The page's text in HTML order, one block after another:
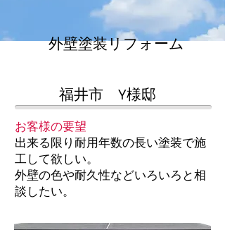
外壁塗装リフォーム
福井市 Y様邸
お客様の要望
​出来る限り耐用年数の長い塗装で施
工して欲しい。
​外壁の色や耐久性などいろいろと相
談したい。